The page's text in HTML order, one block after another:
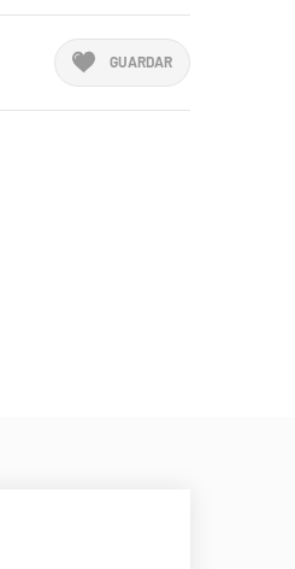
GUARDAR